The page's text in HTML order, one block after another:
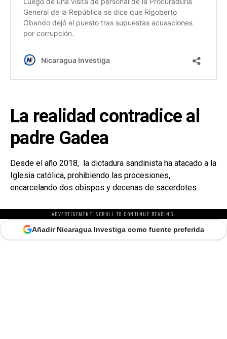
La realidad contradice al
padre Gadea
Desde el año 2018, la dictadura sandinista ha atacado a la
Iglesia católica, prohibiendo las procesiones,
encarcelando dos obispos y decenas de sacerdotes.
ADVERTISEMENT. SCROLL TO CONTINUE READING.
Añadir Nicaragua Investiga como fuente preferida